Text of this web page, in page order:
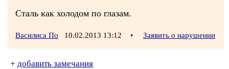
Сталь как холодом по глазам.
Василиса По 10.02.2013 13:12 • Заявить о нарушении
+ добавить замечания